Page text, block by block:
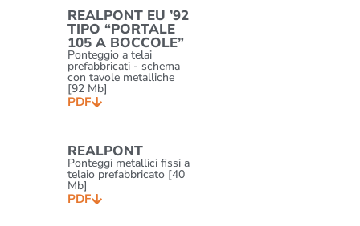
REALPONT EU ’92
TIPO “PORTALE
105 A BOCCOLE”
Ponteggio a telai
prefabbricati - schema
con tavole metalliche
[92 Mb]
PDF
REALPONT
Ponteggi metallici fissi a
telaio prefabbricato [40
Mb]
PDF